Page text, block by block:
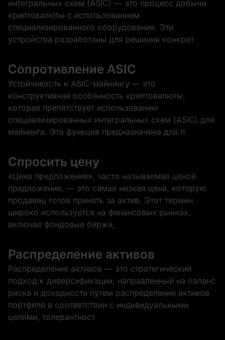
интегральных схем (ASIC) — это процесс добычи
криптовалюты с использованием
специализированного оборудования. Эти
устройства разработаны для решения конкрет
Сопротивление ASIC
Устойчивость к ASIC-майнингу — это
конструктивная особенность криптовалюты,
которая препятствует использованию
специализированных интегральных схем (ASIC) для
майнинга. Эта функция предназначена для п
Спросить цену
«Цена предложения», часто называемая ценой
предложения, — это самая низкая цена, которую
продавец готов принять за актив. Этот термин
широко используется на финансовых рынках,
включая фондовые биржи,
Распределение активов
Распределение активов — это стратегический
подход к диверсификации, направленный на баланс
риска и доходности путем распределения активов
портфеля в соответствии с индивидуальными
целями, толерантност